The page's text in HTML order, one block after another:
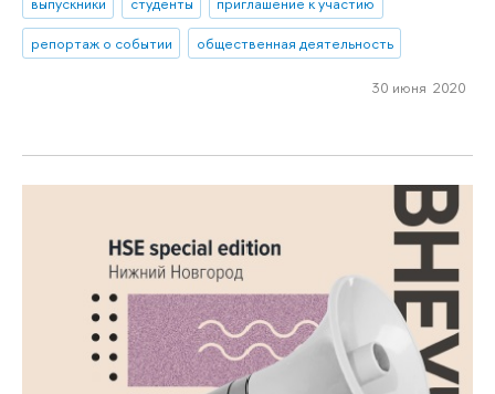
репортаж о событии
общественная деятельность
30 июня 2020